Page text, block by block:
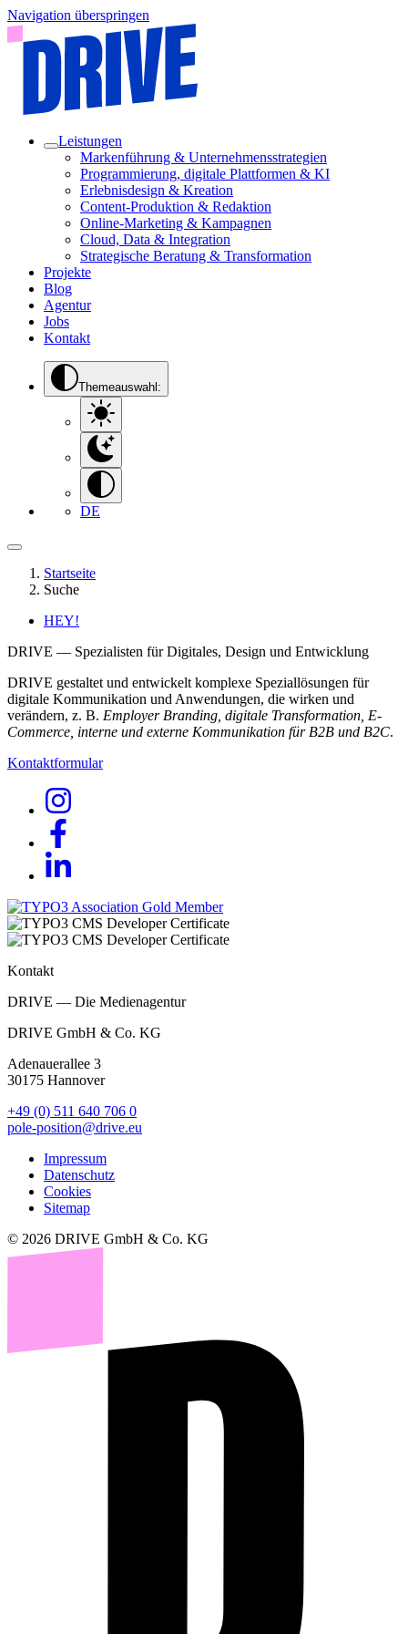
Navigation überspringen
Leistungen
Markenführung & Unternehmensstrategien
Programmierung, digitale Plattformen & KI
Erlebnisdesign & Kreation
Content-Produktion & Redaktion
Online-Marketing & Kampagnen
Cloud, Data & Integration
Strategische Beratung & Transformation
Projekte
Blog
Agentur
Jobs
Kontakt
Themeauswahl:
DE
Startseite
Suche
HEY!
DRIVE — Spezialisten für Digitales, Design und Entwicklung
DRIVE gestaltet und entwickelt komplexe Speziallösungen für
digitale Kommunikation und Anwendungen, die wirken und
verändern, z. B. Employer Branding, digitale Transformation, E-
Commerce, interne und externe Kommunikation für B2B und B2C.
Kontaktformular
Kontakt
DRIVE — Die Medienagentur
DRIVE GmbH & Co. KG
Adenauerallee 3
30175 Hannover
+49 (0) 511 640 706 0
pole-position@drive.eu
Impressum
Datenschutz
Cookies
Sitemap
© 2026 DRIVE GmbH & Co. KG